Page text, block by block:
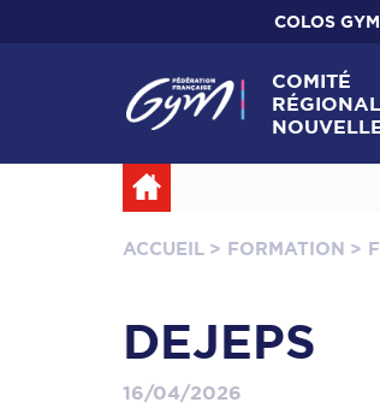
COLOS GYM
COMITÉ
RÉGIONAL
ACCUEIL > FORMATION >
DEJEPS
16/04/2026